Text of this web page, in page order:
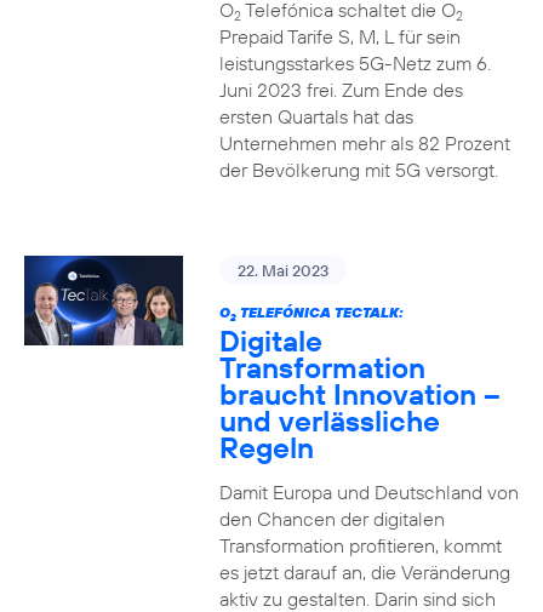
O2Telefónica schaltet die O2
Prepaid Tarife S, M, L für sein
leistungsstarkes 5G-Netz zum 6.
Juni 2023 frei. Zum Ende des
ersten Quartals hat das
Unternehmen mehr als 82 Prozent
der Bevölkerung mit 5G versorgt.
22. Mai 2023
O2TELEFÓNICA TECTALK:
Digitale
Transformation
braucht Innovation –
und verlässliche
Regeln
Damit Europa und Deutschland von
den Chancen der digitalen
Transformation profitieren, kommt
es jetzt darauf an, die Veränderung
aktiv zu gestalten. Darin sind sich